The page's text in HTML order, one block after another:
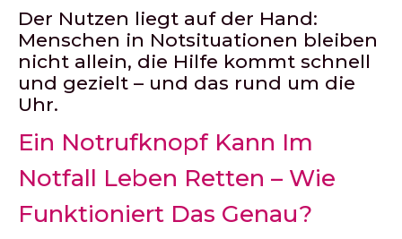
Der Nutzen liegt auf der Hand:
Menschen in Notsituationen bleiben
nicht allein, die Hilfe kommt schnell
und gezielt – und das rund um die
Uhr.
Ein Notrufknopf Kann Im
Notfall Leben Retten – Wie
Funktioniert Das Genau?